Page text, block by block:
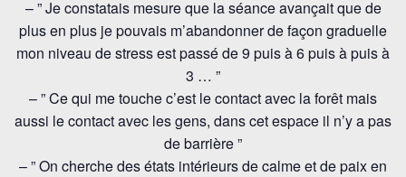
– ” Je constatais mesure que la séance avançait que de
plus en plus je pouvais m’abandonner de façon graduelle
mon niveau de stress est passé de 9 puis à 6 puis à puis à
3 … ”
– ” Ce qui me touche c’est le contact avec la forêt mais
aussi le contact avec les gens, dans cet espace il n’y a pas
de barrière ”
– ” On cherche des états intérieurs de calme et de paix en